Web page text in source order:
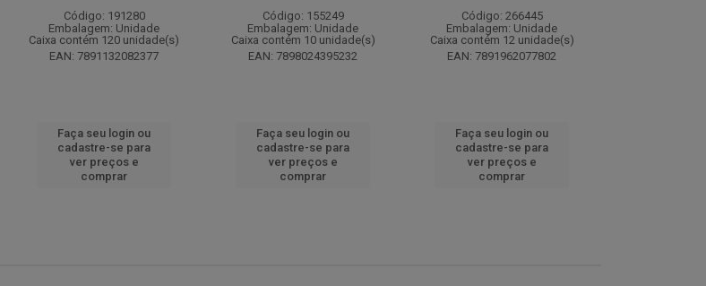
Código: 191280
Embalagem: Unidade
Caixa contém 120 unidade(s)
EAN: 7891132082377
Faça seu login ou
cadastre-se para
ver preços e
comprar
Código: 155249
Embalagem: Unidade
Caixa contém 10 unidade(s)
EAN: 7898024395232
Faça seu login ou
cadastre-se para
ver preços e
comprar
Código: 266445
Embalagem: Unidade
Caixa contém 12 unidade(s)
EAN: 7891962077802
Faça seu login ou
cadastre-se para
ver preços e
comprar